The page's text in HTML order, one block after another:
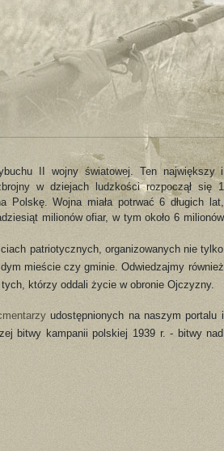
II wojny światowej. Ten największy i
w dziejach ludzkości rozpoczął się 1
Polskę. Wojna miała potrwać 6 długich lat,
milionów ofiar, w tym około 6 milionów
patriotycznych, organizowanych nie tylko
mieście czy gminie. Odwiedzajmy również
którzy oddali życie w obronie Ojczyzny.
udostępnionych na naszym portalu i
bitwy kampanii polskiej 1939 r. - bitwy nad